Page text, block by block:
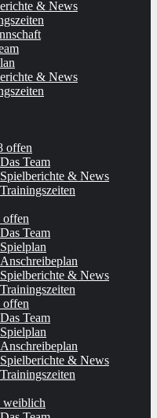
& News
& News
offen
Das Team
Spielberichte & News
Trainingszeiten
offen
Das Team
Spielplan
Anschreibeplan
Spielberichte & News
Trainingszeiten
offen
Das Team
Spielplan
Anschreibeplan
Spielberichte & News
Trainingszeiten
weiblich